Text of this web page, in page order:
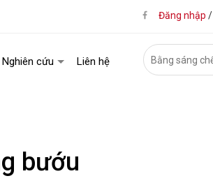
Đăng nhập /
Nghiên cứu Liên hệ
bướu